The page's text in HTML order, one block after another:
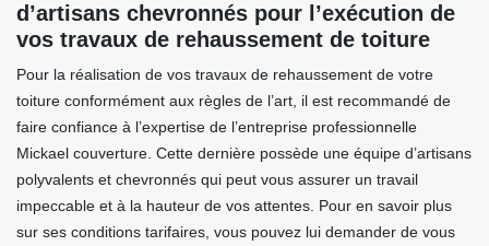
d’artisans chevronnés pour l’exécution de
vos travaux de rehaussement de toiture
Pour la réalisation de vos travaux de rehaussement de votre
toiture conformément aux règles de l’art, il est recommandé de
faire confiance à l’expertise de l’entreprise professionnelle
Mickael couverture. Cette dernière possède une équipe d’artisans
polyvalents et chevronnés qui peut vous assurer un travail
impeccable et à la hauteur de vos attentes. Pour en savoir plus
sur ses conditions tarifaires, vous pouvez lui demander de vous